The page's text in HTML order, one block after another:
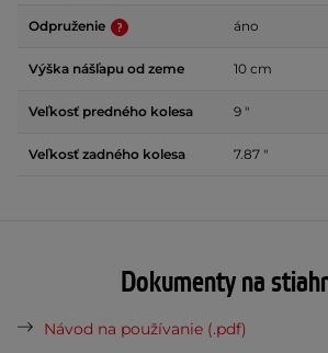
Odpruženie áno
Výška nášľapu od zeme 10 cm
Veľkosť predného kolesa 9 "
Veľkosť zadného kolesa 7.87 "
Dokumenty na
Návod na používanie (.pdf)